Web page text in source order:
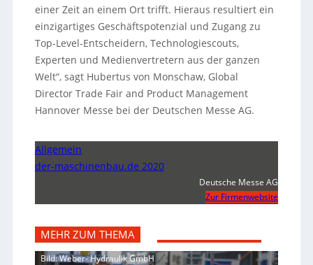
einer Zeit an einem Ort trifft. Hieraus resultiert ein
einzigartiges Geschäftspotenzial und Zugang zu
Top-Level-Entscheidern, Technologiescouts,
Experten und Medienvertretern aus der ganzen
Welt“, sagt Hubertus von Monschaw, Global
Director Trade Fair and Product Management
Hannover Messe bei der Deutschen Messe AG.
Allgemein
der-maschinenbau.de 2020
Deutsche Messe AG
Zur Firmenwebsite
MEHR ZUM THEMA
Bild: Weber- Hydraulik GmbH